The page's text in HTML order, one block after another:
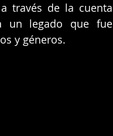
través de la cuenta
un legado que fue
y géneros.